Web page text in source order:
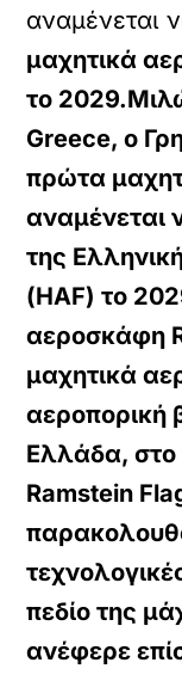
αναμένεται
μαχητικά
το
Greece, ο
πρώτα
αναμένεται
της
(HAF) το
αεροσκάφη
μαχητικά
αεροπορική
Ελλάδα, στο
Ramstein
πεδίο της
ανέφερε